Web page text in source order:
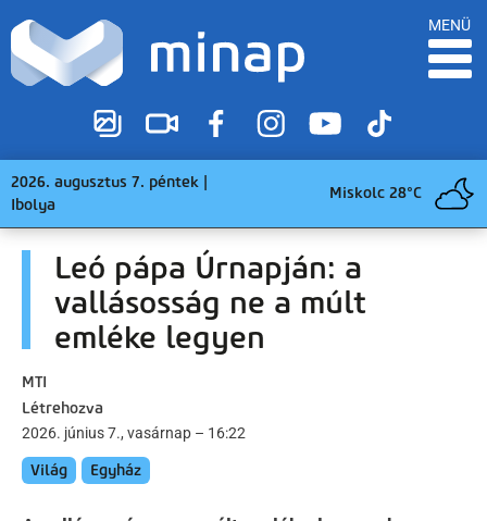
MENÜ
2026. augusztus 7. péntek |
Ibolya
Miskolc 28°C
Leó pápa Úrnapján: a
vallásosság ne a múlt
emléke legyen
MTI
Létrehozva
2026. június 7., vasárnap – 16:22
Világ Egyház